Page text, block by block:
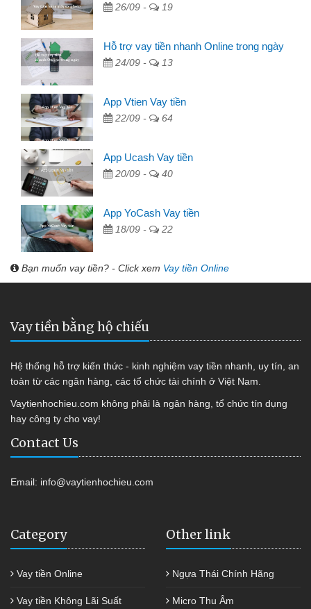
26/09 - 19
Hỗ trợ vay tiền nhanh Online trong ngày
24/09 - 13
App Vtien Vay tiền
22/09 - 64
App Ucash Vay tiền
20/09 - 40
App YoCash Vay tiền
18/09 - 22
Bạn muốn vay tiền? - Click xem Vay tiền Online
Vay tiền bằng hộ chiếu
Hệ thống hỗ trợ kiến thức - kinh nghiệm vay tiền nhanh, uy tín, an
toàn từ các ngân hàng, các tổ chức tài chính ở Việt Nam.
Vaytienhochieu.com không phải là ngân hàng, tổ chức tín dụng
hay công ty cho vay!
Contact Us
Email: info@vaytienhochieu.com
Category
Vay tiền Online
Vay tiền Không Lãi Suất
Other link
Ngựa Thái Chính Hãng
Micro Thu Âm